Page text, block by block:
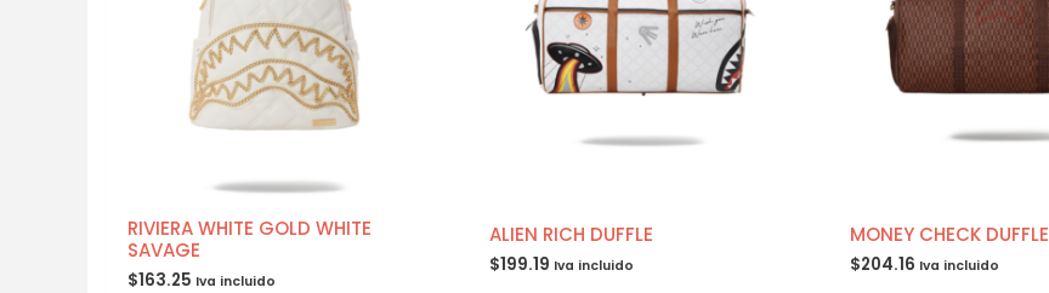
RIVIERA WHITE GOLD WHITE
SAVAGE
$163.25 Iva incluido
ALIEN RICH DUFFLE
$199.19 Iva incluido
MONEY CHECK DUFFLE
$204.16 Iva incluido